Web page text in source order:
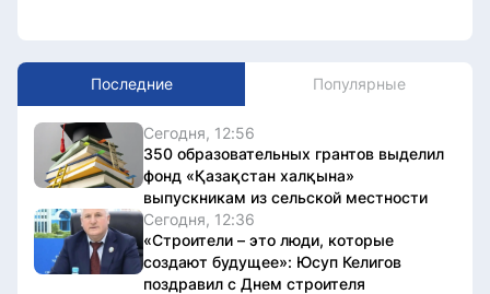
Последние Популярные
Сегодня, 12:56
350 образовательных грантов выделил
фонд «Қазақстан халқына»
выпускникам из сельской местности
Сегодня, 12:36
«Строители – это люди, которые
создают будущее»: Юсуп Келигов
поздравил с Днем строителя